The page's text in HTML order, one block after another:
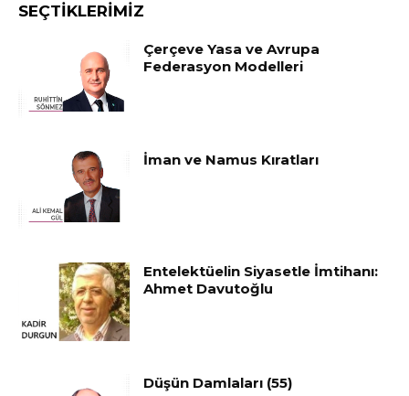
SEÇTIKLERIMIZ
Çerçeve Yasa ve Avrupa
Federasyon Modelleri
İman ve Namus Kıratları
Entelektüelin Siyasetle İmtihanı:
Ahmet Davutoğlu
Düşün Damlaları (55)